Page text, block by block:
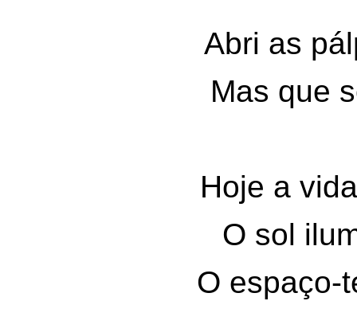
Abri as
Mas que
Hoje a
O sol
O espaço-